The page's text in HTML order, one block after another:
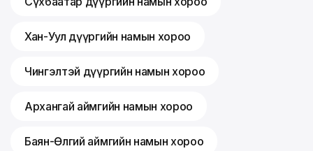
Хан-Уул дүүргийн намын хороо
Чингэлтэй дүүргийн намын хороо
Архангай аймгийн намын хороо
Баян-Өлгий аймгийн намын хороо